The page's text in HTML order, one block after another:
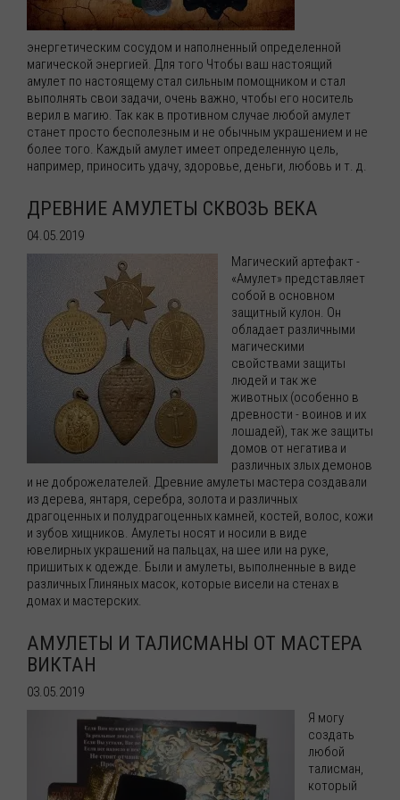
энергетическим сосудом и наполненный определенной
магической энергией. Для того Чтобы ваш настоящий
амулет по настоящему стал сильным помощником и стал
выполнять свои задачи, очень важно, чтобы его носитель
верил в магию. Так как в противном случае любой амулет
станет просто бесполезным и не обычным украшением и не
более того. Каждый амулет имеет определенную цель,
например, приносить удачу, здоровье, деньги, любовь и т. д.
ДРЕВНИЕ АМУЛЕТЫ СКВОЗЬ ВЕКА
04.05.2019
Магический артефакт -
«Амулет» представляет
собой в основном
защитный кулон. Он
обладает различными
магическими
свойствами защиты
людей и так же
животных (особенно в
древности - воинов и их
лошадей), так же защиты
домов от негатива и
различных злых демонов
и не доброжелателей. Древние амулеты мастера создавали
из дерева, янтаря, серебра, золота и различных
драгоценных и полудрагоценных камней, костей, волос, кожи
и зубов хищников. Амулеты носят и носили в виде
ювелирных украшений на пальцах, на шее или на руке,
пришитых к одежде. Были и амулеты, выполненные в виде
различных Глиняных масок, которые висели на стенах в
домах и мастерских.
АМУЛЕТЫ И ТАЛИСМАНЫ ОТ МАСТЕРА
ВИКТАН
03.05.2019
Я могу
создать
любой
талисман,
который